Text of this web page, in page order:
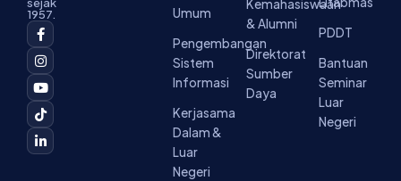
sejak
1957.
F
a
c
e
b
o
o
k
-
f
I
n
s
t
a
g
r
a
m
Y
o
u
t
u
b
e
T
i
k
t
o
k
L
i
n
k
e
d
i
n
-
i
Umum
Pengembangan
Sistem
Informasi
Kerjasama
Dalam &
Luar
Negeri
Kemahasiswaan
& Alumni
Direktorat
Sumber
Daya
PDDT
Bantuan
Seminar
Luar
Negeri